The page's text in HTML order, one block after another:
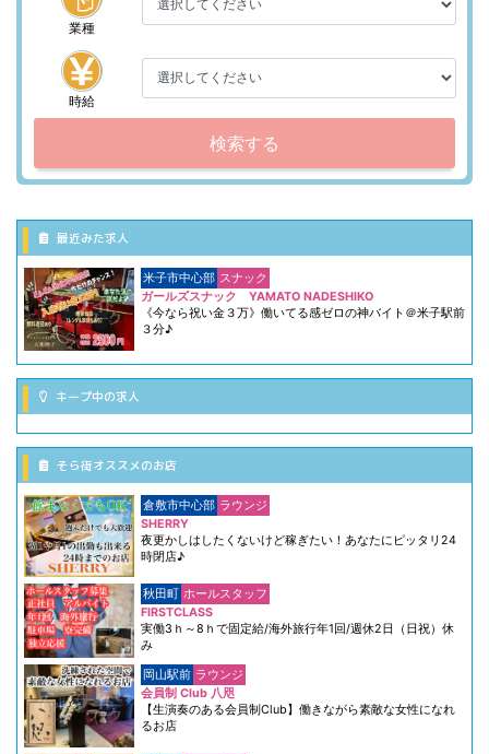
業種
時給
検索する
最近みた求人
米子市中心部 スナック
ガールズスナック YAMATO NADESHIKO
《今なら祝い金３万》働いてる感ゼロの神バイト＠米子駅前
３分♪
キープ中の求人
そら街オススメのお店
倉敷市中心部 ラウンジ
SHERRY
夜更かしはしたくないけど稼ぎたい！あなたにピッタリ24
時閉店♪
秋田町 ホールスタッフ
FIRSTCLASS
実働3ｈ～8ｈで固定給/海外旅行年1回/週休2日（日祝）休
み
岡山駅前 ラウンジ
会員制 Club 八咫
【生演奏のある会員制Club】働きながら素敵な女性になれ
るお店